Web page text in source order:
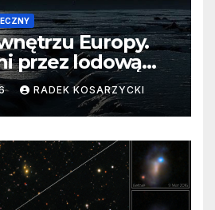
Europy.
przez lodową
RADEK KOSARZYCKI